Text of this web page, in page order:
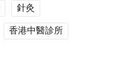
針灸
香港中醫診所